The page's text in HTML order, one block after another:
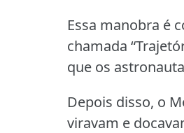
Essa manobra é
chamada
que os
Depois disso, o
viravam e